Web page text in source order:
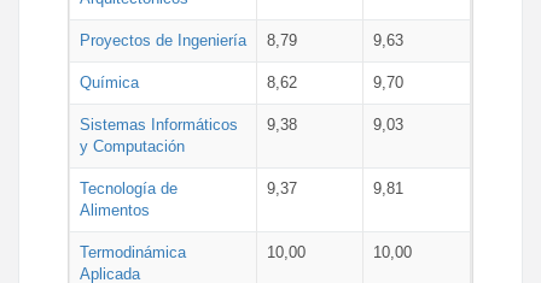
Proyectos de Ingeniería 8,79 9,63
Química 8,62 9,70
Sistemas Informáticos
y Computación
9,38 9,03
Tecnología de
Alimentos
9,37 9,81
Termodinámica
Aplicada
10,00 10,00